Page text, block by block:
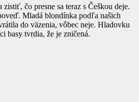
zistiť, čo presne sa teraz s Češkou deje.
Mladá blondínka podľa našich
do väzenia, vôbec neje. Hladovku
basy tvrdia, že je zničená.